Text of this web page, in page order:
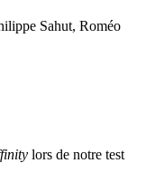
Sahut, Roméo
lors de notre test